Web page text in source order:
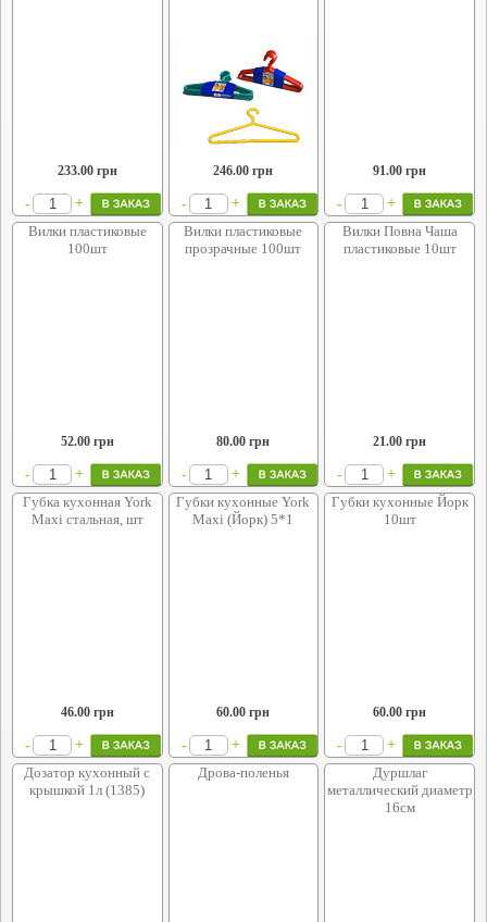
233.00грн
- +
246.00 грн
- +
91.00 грн
-
+
Вилки пластиковые
100шт
52.00грн
- +
Вилки пластиковые
прозрачные 100шт
80.00 грн
- +
Вилки Повна Чаша
пластиковые 10шт
21.00 грн
-
+
Губка кухонная York
Maxi стальная, шт
46.00грн
- +
Губки кухонные York
Maxi (Йорк) 5*1
60.00 грн
- +
Губки кухонные Йорк
10шт
60.00 грн
-
+
Дозатор кухонный с
крышкой 1л (1385)
Дрова-поленья
Дуршлаг
металлический диаметр
16см